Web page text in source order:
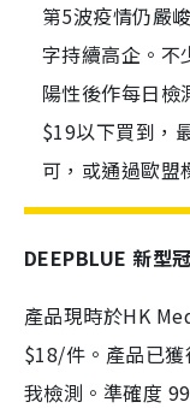
第5波疫情仍嚴
字持續高企。不
陽性後作每日檢
$19以下買到，
可，或通過歐盟
DEEPBLUE 新型
產品現時於HK
$18/件。產品已
我檢測。準確度